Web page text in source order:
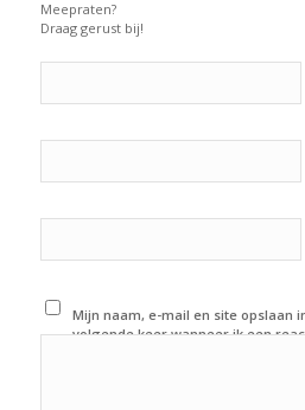
Meepraten?
Draag gerust bij!
Mijn naam, e-mail en site opslaan
volgende keer wanneer ik een